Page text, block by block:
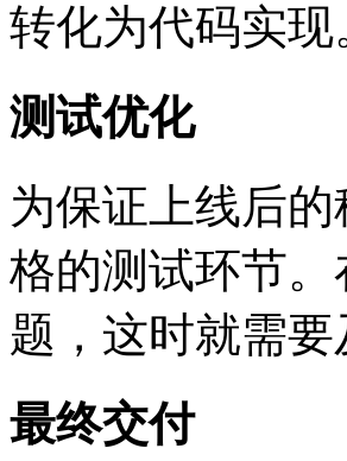
转化为代码实现
测试优化
为保证上线后
格的测试环节
题，这时就需
最终交付